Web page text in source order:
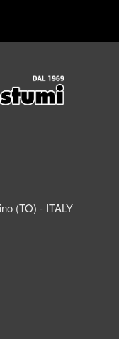
(TO) - ITALY